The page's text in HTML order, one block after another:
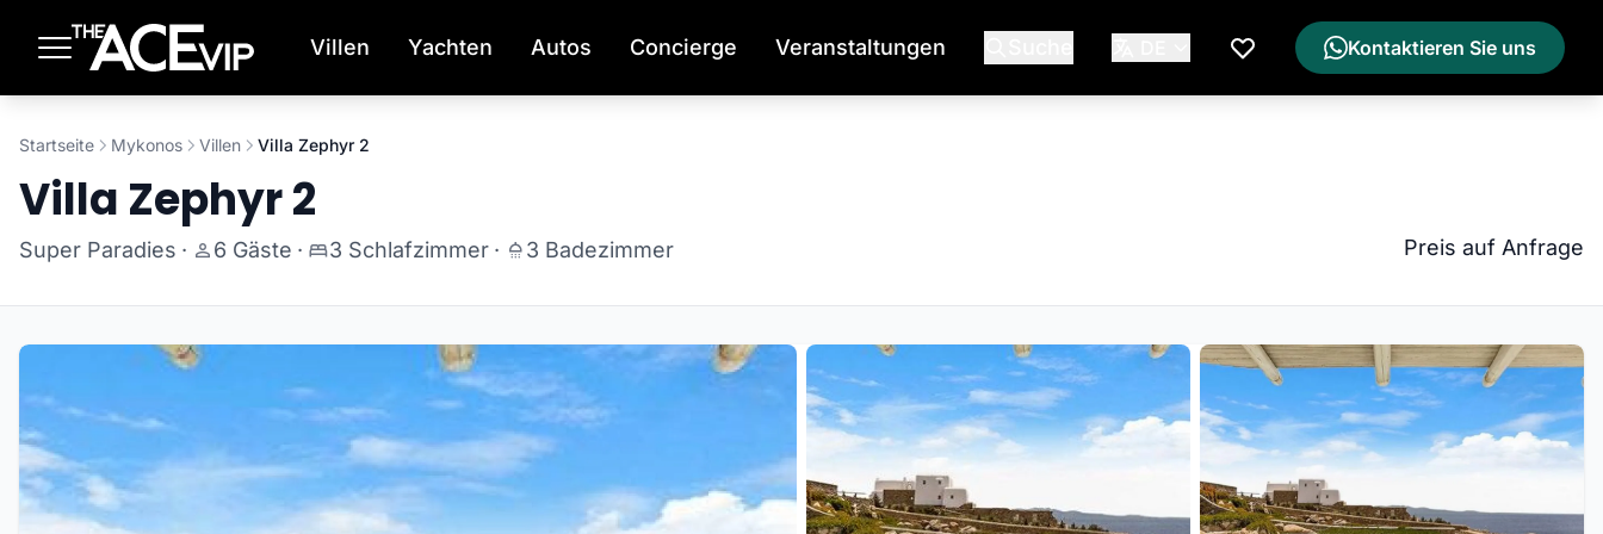
Villen Yachten Autos Concierge Veranstaltungen
Meine Wunschliste
Kontaktieren Sie uns
Startseite Mykonos Villen Villa Zephyr 2
Villa Zephyr 2
Super Paradies · 6 Gäste · 3 Schlafzimmer · 3 Badezimmer Preis auf Anfrage